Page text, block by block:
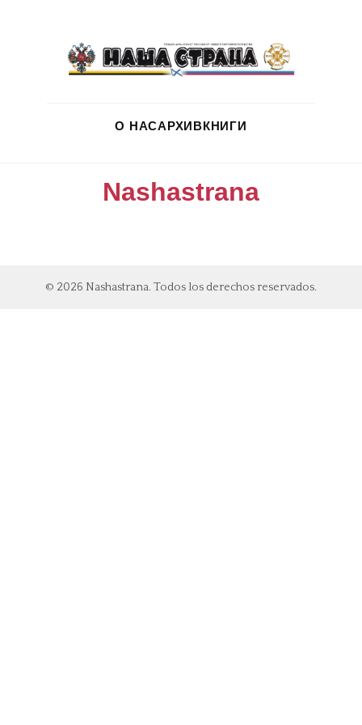
О НАСАРХИВКНИГИ
Nashastrana
© 2026 Nashastrana. Todos los derechos reservados.